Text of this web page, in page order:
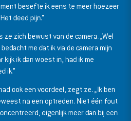
besefte ik eens te meer hoezeer
deed pijn.”
zich bewust van de camera. „Wel
me dat ik via de camera mijn
kijk ik dan woest in, had ik me
ik.”
ook een voordeel, zegt ze. „Ik ben
na een optreden. Niet één fout
eigenlijk meer dan bij een